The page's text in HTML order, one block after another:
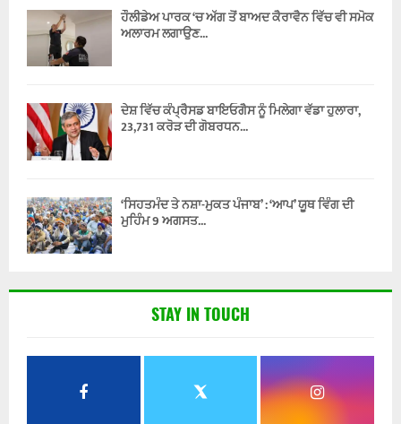
ਹੌਲੀਡੇਅ ਪਾਰਕ ‘ਚ ਅੱਗ ਤੋਂ ਬਾਅਦ ਕੈਰਾਵੈਨ ਵਿੱਚ ਵੀ ਸਮੋਕ
ਅਲਾਰਮ ਲਗਾਉਣ...
ਦੇਸ਼ ਵਿੱਚ ਕੰਪ੍ਰੈਸਡ ਬਾਇਓਗੈਸ ਨੂੰ ਮਿਲੇਗਾ ਵੱਡਾ ਹੁਲਾਰਾ,
23,731 ਕਰੋੜ ਦੀ ਗੋਬਰਧਨ...
‘ਸਿਹਤਮੰਦ ਤੇ ਨਸ਼ਾ-ਮੁਕਤ ਪੰਜਾਬ’ : ‘ਆਪ’ ਯੂਥ ਵਿੰਗ ਦੀ
ਮੁਹਿੰਮ 9 ਅਗਸਤ...
STAY IN TOUCH